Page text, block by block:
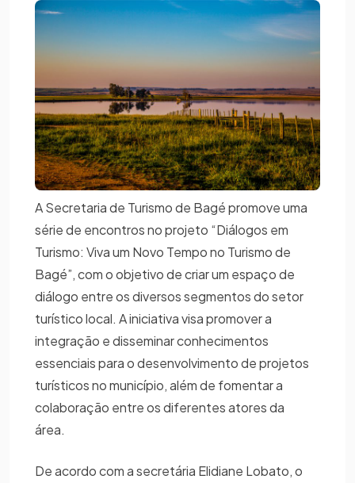
A Secretaria de Turismo de Bagé promove uma
série de encontros no projeto “Diálogos em
Turismo: Viva um Novo Tempo no Turismo de
Bagé”, com o objetivo de criar um espaço de
diálogo entre os diversos segmentos do setor
turístico local. A iniciativa visa promover a
integração e disseminar conhecimentos
essenciais para o desenvolvimento de projetos
turísticos no município, além de fomentar a
colaboração entre os diferentes atores da
área.
De acordo com a secretária Elidiane Lobato, o